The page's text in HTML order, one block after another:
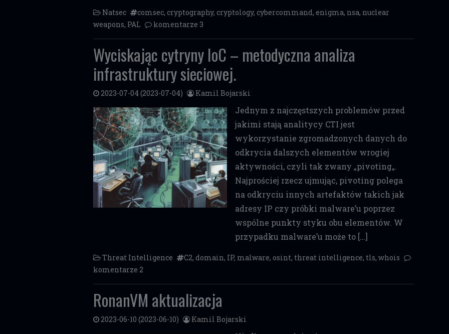
Natsec comsec, cryptography, cryptology, cybercommand, enigma, nsa, nuclear
weapons, PAL komentarze 3
Wyciskając cytryny IoC – metodyczna analiza
infrastruktury sieciowej.
2023-07-04 (2023-07-04) Kamil Bojarski
Jednym z najczęstszych problemów przed
jakimi stają analitycy CTI jest
wykorzystanie zgromadzonych danych do
odkrycia dalszych elementów wrogiej
aktywności, czyli tak zwany „pivoting„.
Najprościej rzecz ujmując, pivoting polega
na odkryciu innych artefaktów takich jak
adresy IP czy próbki malware’u poprzez
wspólne punkty styku obu elementów. W
przypadku malware’u może to […]
Threat Intelligence C2, domain, IP, malware, osint, threat intelligence, tls, whois
komentarze 2
RonanVM aktualizacja
2023-06-10 (2023-06-10) Kamil Bojarski